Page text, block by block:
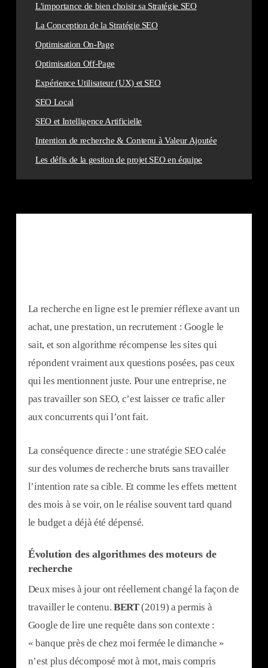
L'importance de bien choisir sa Stratégie SEO
La Conception de la Stratégie SEO
Optimisation On-Page
Optimisation Off-Page
Expérience Utilisateur (UX) et SEO
SEO Local
SEO et Intelligence Artificielle
Intention de recherche & Contenu à Valeur Ajoutée
Les défis de la gestion de projet SEO en équipe
La recherche en ligne est le premier réflexe avant un
achat, une prestation, un recrutement : Google le
sait, et son algorithme récompense les sites qui
répondent vraiment aux questions posées, pas ceux
qui les mentionnent juste. Pour une entreprise, ne
pas travailler son SEO, c’est laisser ce trafic aller
aux concurrents qui l’ont fait.
La conséquence directe : une stratégie SEO calée
sur des volumes de recherche bruts sans travailler
l’intention rate sa cible. Et comme les effets mettent
des mois à se voir, on le réalise souvent tard quand
le budget a déjà été dépensé.
Évolution des algorithmes des moteurs de
recherche
Deux mises à jour ont réellement changé la façon de
travailler le contenu. BERT(2019) a permis à
Google de lire une requête dans son contexte :
« banque près de chez moi fermée le dimanche »
n’est plus décomposé mot à mot, mais compris